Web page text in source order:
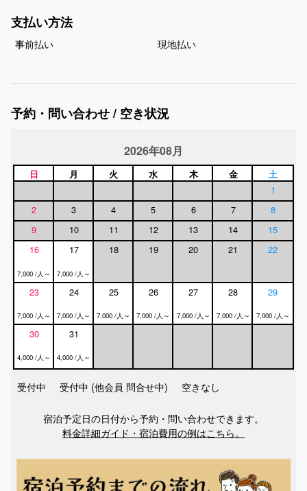
支払い方法
事前払い 現地払い
予約・問い合わせ / 空き状況
2026年08月
日 月 火 水 木 金 土
1
2
3 4 5 6 7
8
9
10 11 12 13 14
15
16
7,000 /人～
17
7,000 /人～
18 19 20 21 22
23
7,000 /人～
24
7,000 /人～
25
7,000 /人～
26
7,000 /人～
27
7,000 /人～
28
7,000 /人～
29
7,000 /人～
30
4,000 /人～
31
4,000 /人～
受付中 受付中 (他会員 問合せ中) 空きなし
宿泊予定日の日付から予約・問い合わせできます。
料金詳細ガイド・宿泊費用の例はこちら。